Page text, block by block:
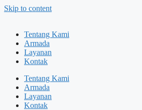
Skip to content
Tentang Kami
Armada
Layanan
Kontak
Tentang Kami
Armada
Layanan
Kontak